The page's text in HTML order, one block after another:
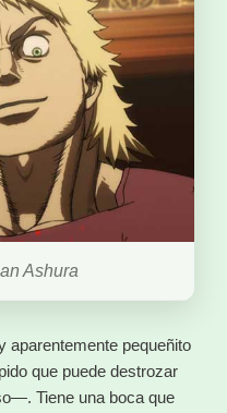
Ashura
aparentemente pequeñito
que puede destrozar
Tiene una boca que